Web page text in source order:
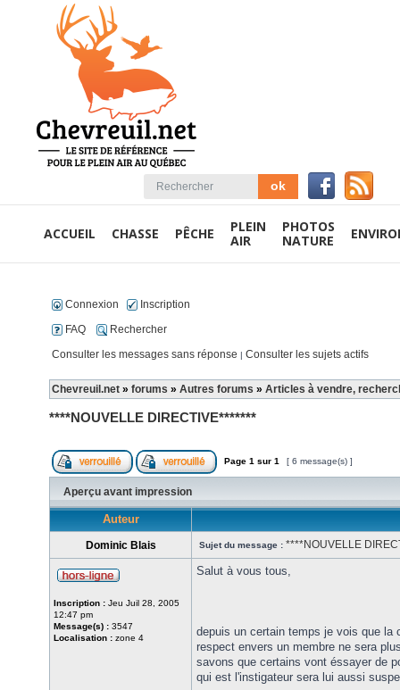
ACCUEIL CHASSE PÊCHE
PLEIN
AIR
PHOTOS
NATURE
Connexion
Inscription
FAQ
Rechercher
Consulter les messages sans réponse | Consulter les sujets actifs
Chevreuil.net » forums » Autres forums » Articles à vendre,
****NOUVELLE DIRECTIVE*******
Page 1 sur 1 [ 6 message(s) ]
Aperçu avant impression
Auteur
Dominic Blais Sujet du message : ****NOUVELLE
Inscription : Jeu Juil 28, 2005
12:47 pm
Message(s) : 3547
Localisation : zone 4
Salut à vous tous,
depuis un certain temps je vois que la
respect envers un membre ne sera
savons que certains vont éssayer de
qui est l'instigateur sera lui aussi